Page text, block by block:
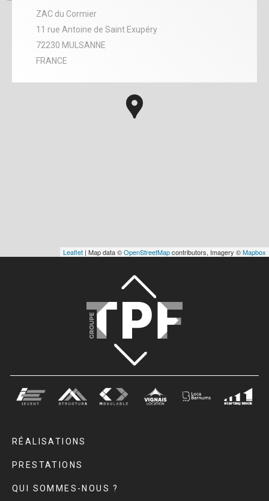
Leaflet | Map data ©OpenStreetMapcontributors, Imagery ©Mapbox
ZAC du Cormier
11 rue Antoine de Saint Exupéry
72230 MULSANNE
FRANCE
RÉALISATIONS
PRESTATIONS
QUI SOMMES-NOUS ?